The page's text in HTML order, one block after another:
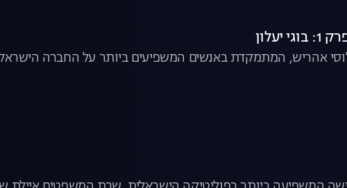
אהריש, המתמקדת באנשים המשפיעים ביותר על החברה